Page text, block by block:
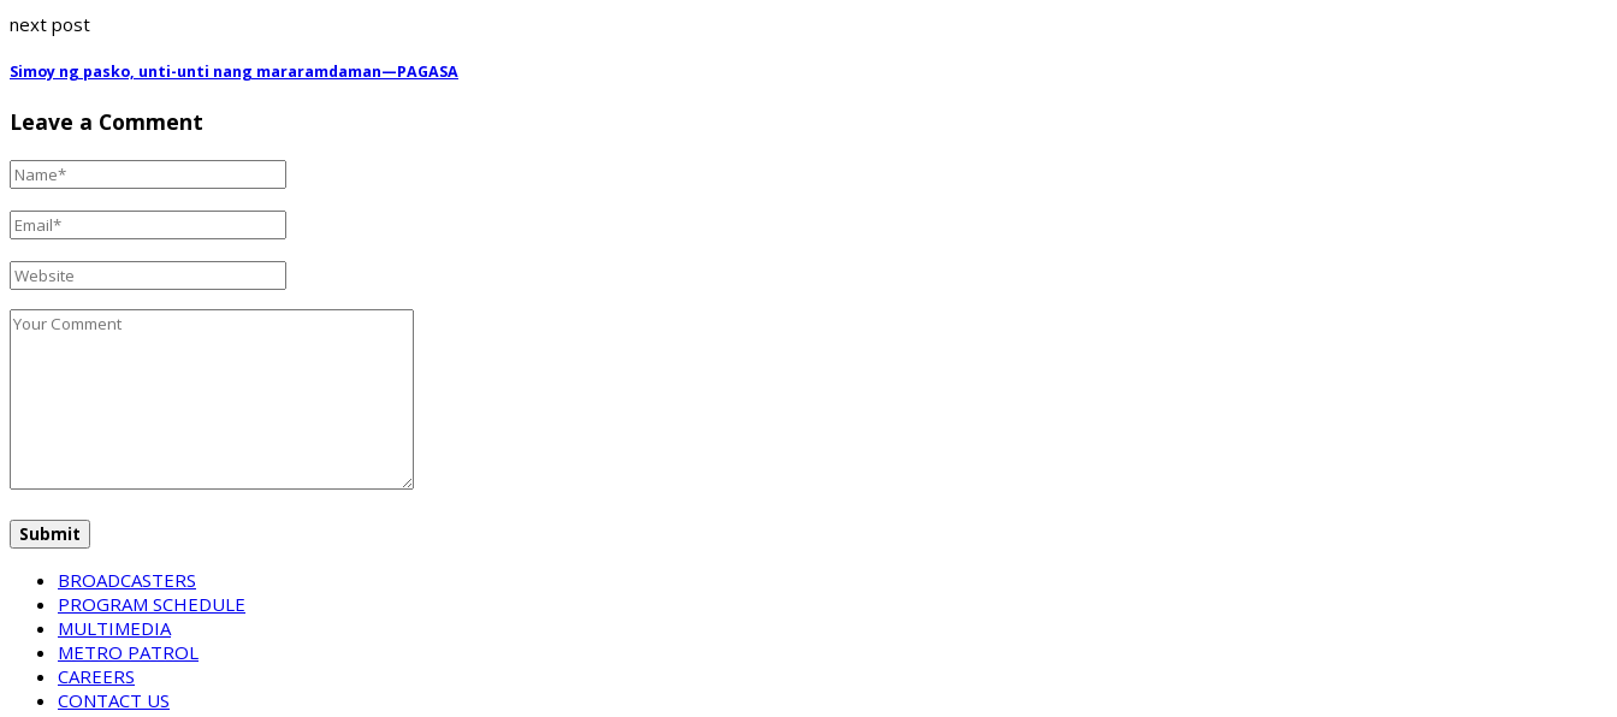
next post
Simoy ng pasko, unti-unti nang mararamdaman—PAGASA
Leave a Comment
BROADCASTERS
PROGRAM SCHEDULE
MULTIMEDIA
METRO PATROL
CAREERS
CONTACT US